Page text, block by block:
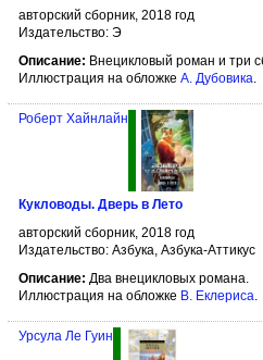
авторский сборник, 2018 год
Издательство: Э
Описание: Внецикловый роман и три
Иллюстрация на обложке А. Дубовика.
Роберт Хайнлайн
Кукловоды. Дверь в Лето
авторский сборник, 2018 год
Издательство: Азбука, Азбука-Аттикус
Описание: Два внецикловых романа.
Иллюстрация на обложке В. Еклериса
Урсула Ле Гуин